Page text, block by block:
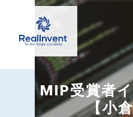
MIP受賞者
【小